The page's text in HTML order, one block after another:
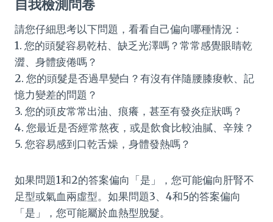
自我檢測問卷
請您仔細思考以下問題，看看自己偏向哪種情況：
1. 您的頭髮容易乾枯、缺乏光澤嗎？常常感覺眼睛乾
澀、身體疲倦嗎？
2. 您的頭髮是否過早變白？有沒有伴隨腰膝痠軟、記
憶力變差的問題？
3. 您的頭皮常常出油、痕癢，甚至有發炎症狀嗎？
4. 您最近是否經常熬夜，或是飲食比較油膩、辛辣？
5. 您容易感到口乾舌燥，身體發熱嗎？
如果問題1和2的答案偏向「是」，您可能偏向肝腎不
足型或氣血兩虛型。如果問題3、4和5的答案偏向
「是」，您可能屬於血熱型脫髮。